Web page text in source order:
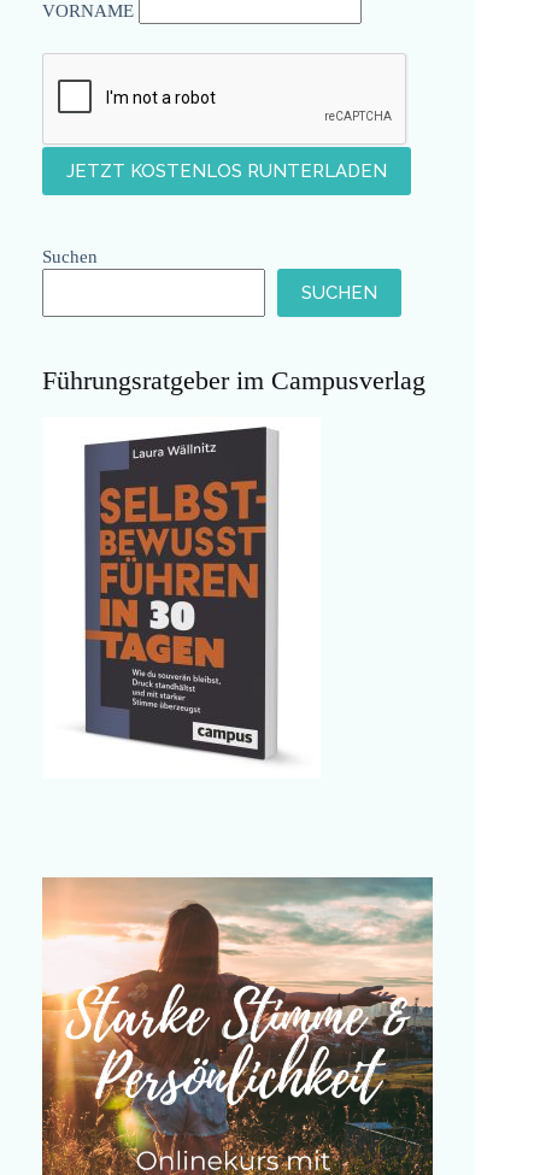
VORNAME
Suchen
SUCHEN
Führungsratgeber im Campusverlag